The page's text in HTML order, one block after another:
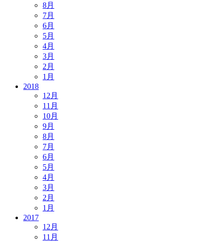
8月
7月
6月
5月
4月
3月
2月
1月
2018
12月
11月
10月
9月
8月
7月
6月
5月
4月
3月
2月
1月
2017
12月
11月